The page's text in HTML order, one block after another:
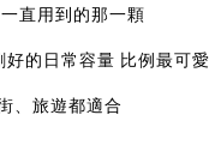
直用到的那一顆
的日常容量 比例最可愛
、旅遊都適合